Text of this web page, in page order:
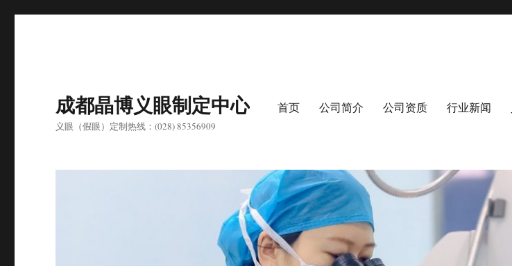
成都晶博义眼制定中心
义眼（假眼）定制热线：(028) 85356909
首页 公司简介 公司资质 行业新闻